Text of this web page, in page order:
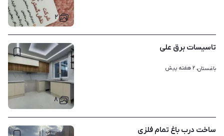
۲
۸
تاسیسات برق علی
باغستان، ۲ هفته پیش
ساخت درب باغ تمام فلزی